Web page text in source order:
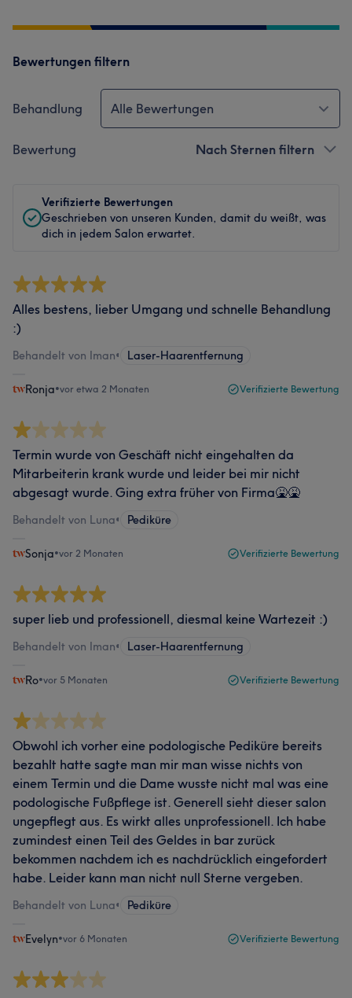
Bewertungen filtern
Behandlung Alle Bewertungen
Bewertung Nach Sternen filtern
Verifizierte Bewertungen
Geschrieben von unseren Kunden, damit du weißt, was
dich in jedem Salon erwartet.
Alles bestens, lieber Umgang und schnelle Behandlung
:)
Behandelt von Iman• Laser-Haarentfernung
Ronja•vor etwa 2 Monaten Verifizierte Bewertung
Termin wurde von Geschäft nicht eingehalten da
Mitarbeiterin krank wurde und leider bei mir nicht
abgesagt wurde. Ging extra früher von Firma🤮🤮
Behandelt von Luna• Pediküre
Sonja•vor 2 Monaten Verifizierte Bewertung
super lieb und professionell, diesmal keine Wartezeit :)
Behandelt von Iman• Laser-Haarentfernung
Ro•vor 5 Monaten Verifizierte Bewertung
Obwohl ich vorher eine podologische Pediküre bereits
bezahlt hatte sagte man mir man wisse nichts von
einem Termin und die Dame wusste nicht mal was eine
podologische Fußpflege ist. Generell sieht dieser salon
ungepflegt aus. Es wirkt alles unprofessionell. Ich habe
zumindest einen Teil des Geldes in bar zurück
bekommen nachdem ich es nachdrücklich eingefordert
habe. Leider kann man nicht null Sterne vergeben.
Behandelt von Luna• Pediküre
Evelyn•vor 6 Monaten Verifizierte Bewertung